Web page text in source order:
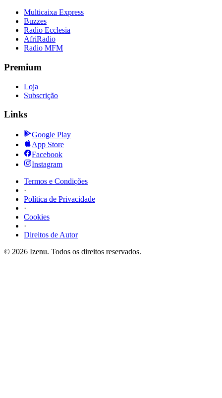
Multicaixa Express
Buzzes
Radio Ecclesia
AfriRadio
Radio MFM
Premium
Loja
Subscrição
Links
Google Play
App Store
Facebook
Instagram
Termos e Condições
·
Política de Privacidade
·
Cookies
·
Direitos de Autor
© 2026 Izenu. Todos os direitos reservados.